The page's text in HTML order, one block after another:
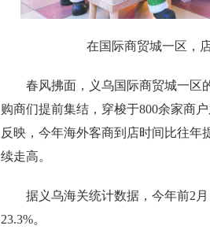
在国际商贸城一区，
春风拂面，义乌国际商贸城一区
购商们提前集结，穿梭于800余家商
反映，今年海外客商到店时间比往年
续走高。
据义乌海关统计数据，今年前2月
23.3%。